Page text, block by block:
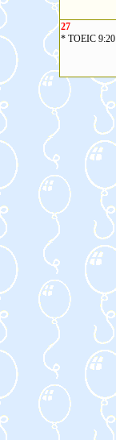
27
* TOEIC 9:20